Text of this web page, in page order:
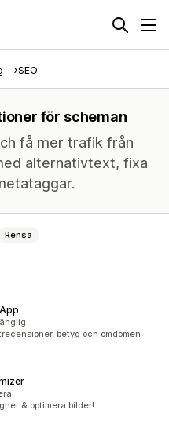
SEO
för scheman
få mer trafik från
alternativtext, fixa
Rensa
betyg och omdömen
& optimera bilder!